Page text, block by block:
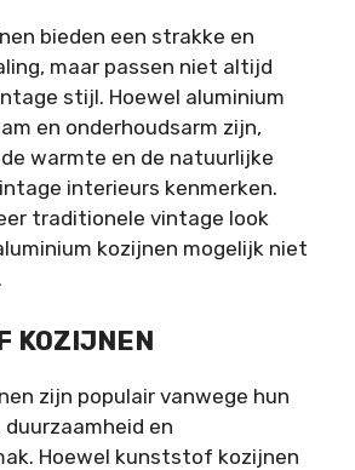
bieden een strakke en
maar passen niet altijd
stijl. Hoewel aluminium
en onderhoudsarm zijn,
warmte en de natuurlijke
interieurs kenmerken.
traditionele vintage look
kozijnen mogelijk niet
KOZIJNEN
zijn populair vanwege hun
en
Hoewel kunststof kozijnen